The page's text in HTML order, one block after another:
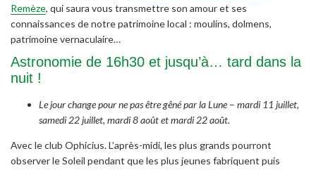
Remèze, qui saura vous transmettre son amour et ses
connaissances de notre patrimoine local : moulins, dolmens,
patrimoine vernaculaire…
Astronomie de 16h30 et jusqu’à… tard dans la
nuit !
Le jour change pour ne pas être gêné par la Lune – mardi 11 juillet,
samedi 22 juillet, mardi 8 août et mardi 22 août.
Avec le club Ophicius. L’après-midi, les plus grands pourront
observer le Soleil pendant que les plus jeunes fabriquent puis